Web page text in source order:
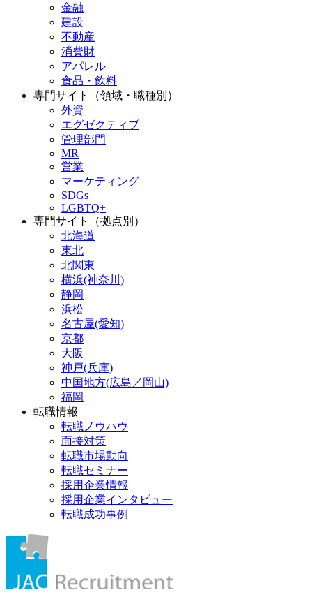
金融
建設
不動産
消費財
アパレル
食品・飲料
専門サイト（領域・職種別）
外資
エグゼクティブ
管理部門
MR
営業
マーケティング
SDGs
LGBTQ+
専門サイト（拠点別）
北海道
東北
北関東
横浜(神奈川)
静岡
浜松
名古屋(愛知)
京都
大阪
神戸(兵庫)
中国地方(広島／岡山)
福岡
転職情報
転職ノウハウ
面接対策
転職市場動向
転職セミナー
採用企業情報
採用企業インタビュー
転職成功事例